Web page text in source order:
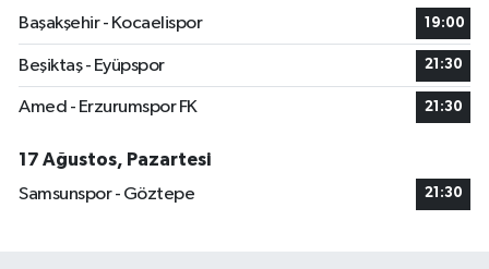
Başakşehir - Kocaelispor
19:00
Beşiktaş - Eyüpspor 21:30
Amed - Erzurumspor FK 21:30
17 Ağustos, Pazartesi
Samsunspor - Göztepe
21:30